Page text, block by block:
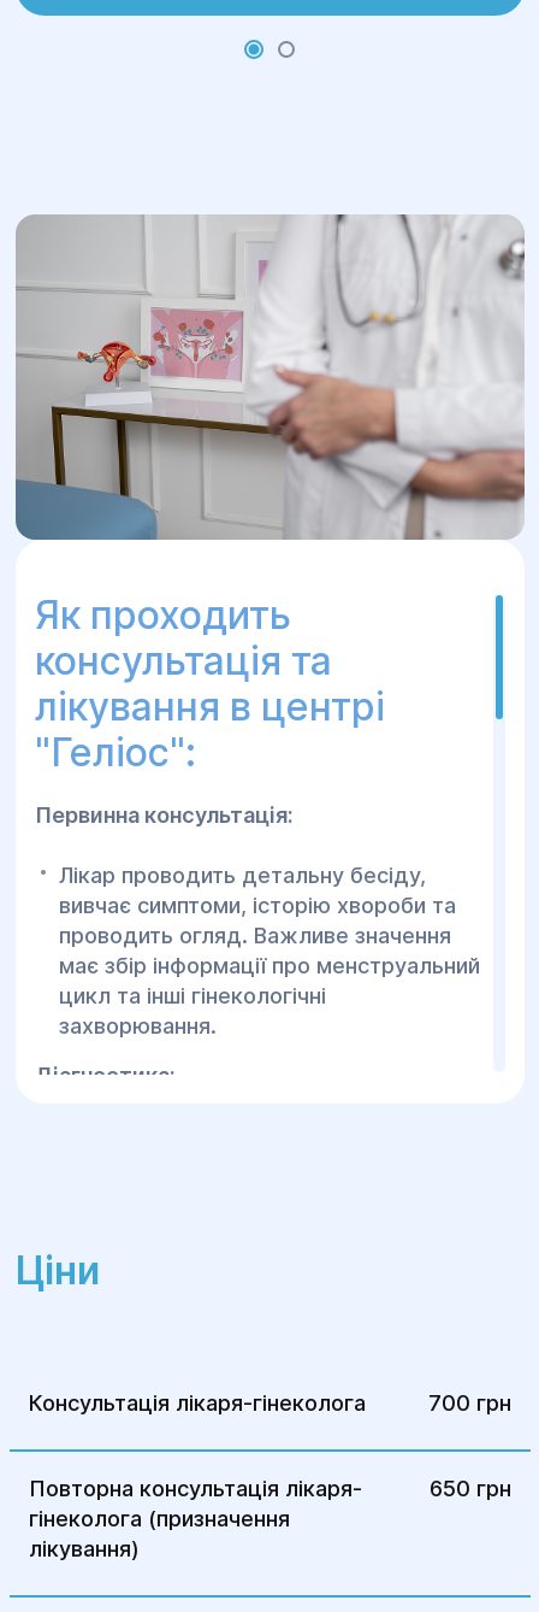
Як проходить
консультація та
лікування в центрі
"Геліос":
Первинна консультація:
Лікар проводить детальну бесіду,
вивчає симптоми, історію хвороби та
проводить огляд. Важливе значення
має збір інформації про менструальний
цикл та інші гінекологічні
захворювання.
Діагностика:
органах.
хірургічне втручання при необхідності.
Гістологічне дослідження тканин,
взятих під час лапароскопії, для
точного підтвердження діагнозу.
Лікування:
Ціни
Консультація лікаря-гінеколога 700 грн
Повторна консультація лікаря-
гінеколога (призначення
лікування)
650 грн